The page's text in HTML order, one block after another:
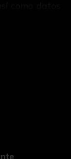
Condamine,
a Asia, ya
interior de
ataviados
así como
pie, y otros,